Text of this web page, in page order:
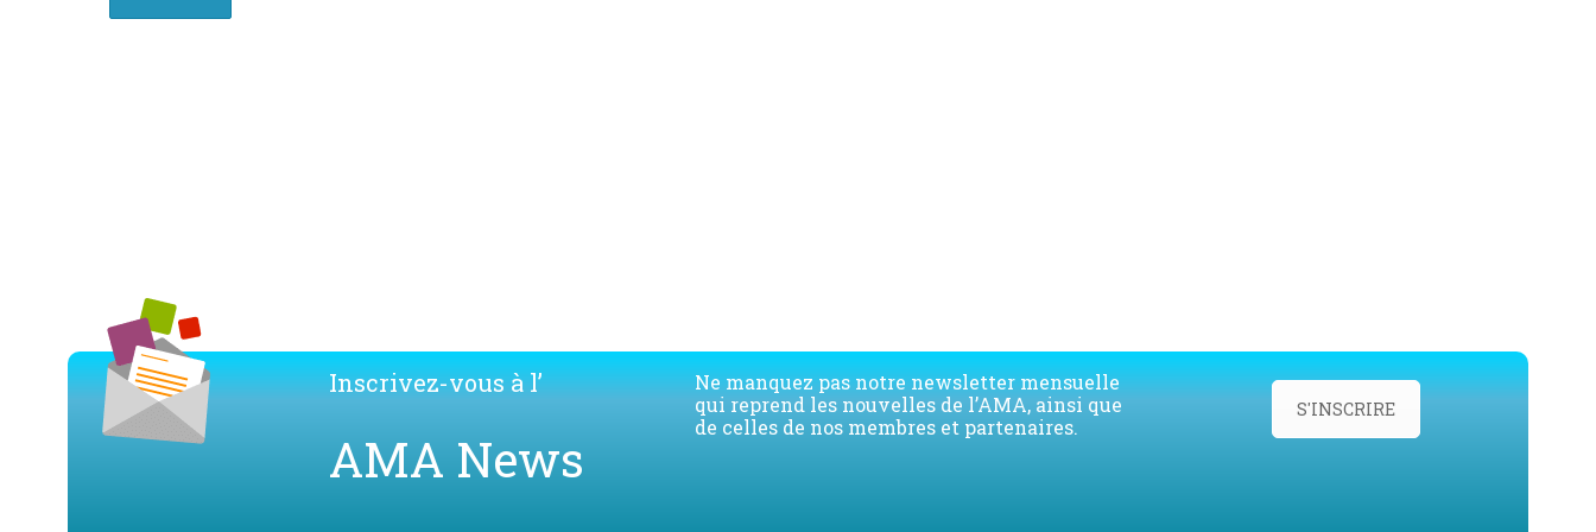
Inscrivez-vous à l’
AMA News
Ne manquez pas notre newsletter mensuelle
qui reprend les nouvelles de l’AMA, ainsi que
de celles de nos membres et partenaires.
S'INSCRIRE